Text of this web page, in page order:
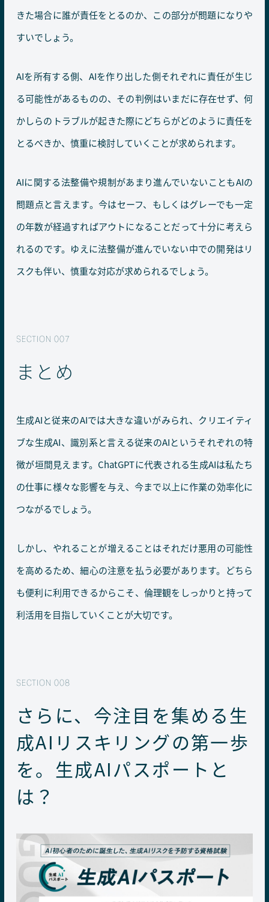
きた場合に誰が責任をとるのか、この部分が問題になりや
すいでしょう。
AIを所有する側、AIを作り出した側それぞれに責任が生じ
る可能性があるものの、その判例はいまだに存在せず、何
かしらのトラブルが起きた際にどちらがどのように責任を
とるべきか、慎重に検討していくことが求められます。
AIに関する法整備や規制があまり進んでいないこともAIの
問題点と言えます。今はセーフ、もしくはグレーでも一定
の年数が経過すればアウトになることだって十分に考えら
れるのです。ゆえに法整備が進んでいない中での開発はリ
スクも伴い、慎重な対応が求められるでしょう。
まとめ
生成AIと従来のAIでは大きな違いがみられ、クリエイティ
ブな生成AI、識別系と言える従来のAIというそれぞれの特
徴が垣間見えます。ChatGPTに代表される生成AIは私たち
の仕事に様々な影響を与え、今まで以上に作業の効率化に
つながるでしょう。
しかし、やれることが増えることはそれだけ悪用の可能性
を高めるため、細心の注意を払う必要があります。どちら
も便利に利用できるからこそ、倫理観をしっかりと持って
利活用を目指していくことが大切です。
さらに、今注目を集める生
成AIリスキリングの第一歩
を。生成AIパスポートと
は？